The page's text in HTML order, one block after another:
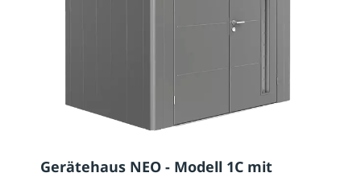
Gerätehaus NEO - Modell 1C mit